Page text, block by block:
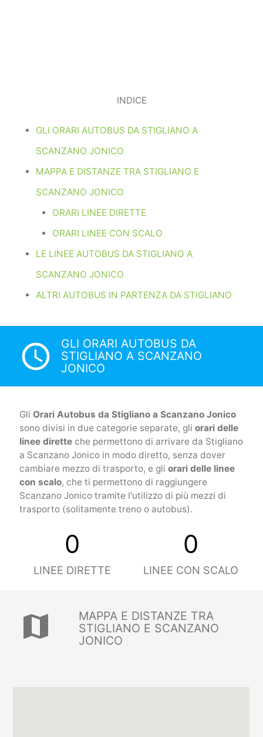
INDICE
GLI ORARI AUTOBUS DA STIGLIANO A
SCANZANO JONICO
MAPPA E DISTANZE TRA STIGLIANO E
SCANZANO JONICO
ORARI LINEE DIRETTE
ORARI LINEE CON SCALO
LE LINEE AUTOBUS DA STIGLIANO A
SCANZANO JONICO
ALTRI AUTOBUS IN PARTENZA DA STIGLIANO
access_time
GLI ORARI AUTOBUS DA
STIGLIANO A SCANZANO
JONICO
Gli Orari Autobus da Stigliano a Scanzano Jonico
sono divisi in due categorie separate, gli orari delle
linee diretteche permettono di arrivare da Stigliano
a Scanzano Jonico in modo diretto, senza dover
cambiare mezzo di trasporto, e gli orari delle linee
con scalo, che ti permettono di raggiungere
Scanzano Jonico tramite l'utilizzo di più mezzi di
trasporto (solitamente treno o autobus).
0
LINEE DIRETTE
0
LINEE CON SCALO
map
MAPPA E DISTANZE TRA
STIGLIANO E SCANZANO
JONICO